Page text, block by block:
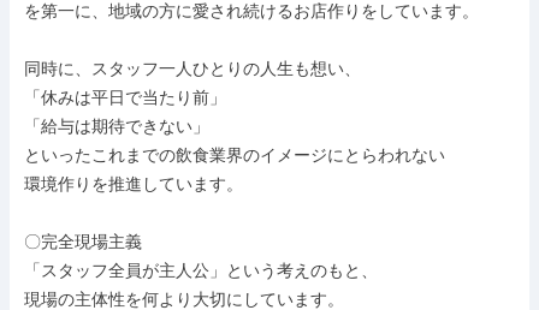
を第一に、地域の方に愛され続けるお店作りをしています。
同時に、スタッフ一人ひとりの人生も想い、
「休みは平日で当たり前」
「給与は期待できない」
といったこれまでの飲食業界のイメージにとらわれない
環境作りを推進しています。
〇完全現場主義
「スタッフ全員が主人公」という考えのもと、
現場の主体性を何より大切にしています。